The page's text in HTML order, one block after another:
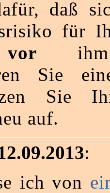
daß
für
vor ihm
Sie
Sie
auf.
:
ich von